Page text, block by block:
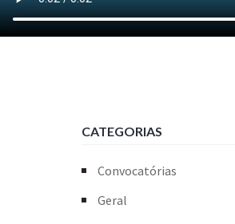
CATEGORIAS
Convocatórias
Geral